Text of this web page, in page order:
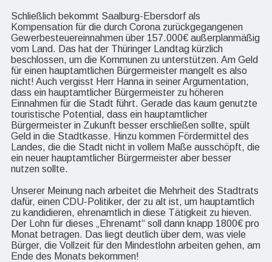
Schließlich bekommt Saalburg-Ebersdorf als
Kompensation für die durch Corona zurückgegangenen
Gewerbesteuereinnahmen über 157.000€ außerplanmäßig
vom Land. Das hat der Thüringer Landtag kürzlich
beschlossen, um die Kommunen zu unterstützen. Am Geld
für einen hauptamtlichen Bürgermeister mangelt es also
nicht! Auch vergisst Herr Hanna in seiner Argumentation,
dass ein hauptamtlicher Bürgermeister zu höheren
Einnahmen für die Stadt führt. Gerade das kaum genutzte
touristische Potential, dass ein hauptamtlicher
Bürgermeister in Zukunft besser erschließen sollte, spült
Geld in die Stadtkasse. Hinzu kommen Fördermittel des
Landes, die die Stadt nicht in vollem Maße ausschöpft, die
ein neuer hauptamtlicher Bürgermeister aber besser
nutzen sollte.
Unserer Meinung nach arbeitet die Mehrheit des Stadtrats
dafür, einen CDU-Politiker, der zu alt ist, um hauptamtlich
zu kandidieren, ehrenamtlich in diese Tätigkeit zu hieven.
Der Lohn für dieses „Ehrenamt“ soll dann knapp 1800€ pro
Monat betragen. Das liegt deutlich über dem, was viele
Bürger, die Vollzeit für den Mindestlohn arbeiten gehen, am
Ende des Monats bekommen!